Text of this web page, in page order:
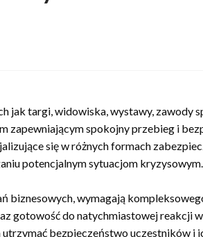
jak targi, widowiska, wystawy, zawody
zapewniającym spokojny przebieg i
się w różnych formach
potencjalnym sytuacjom kryzysowym.
biznesowych, wymagają
gotowość do natychmiastowej reakcji
bezpieczeństwo uczestników i